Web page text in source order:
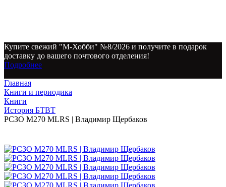
Купите свежий "М-Хобби" №8/2026 и получите в подарок
доставку до вашего почтового отделения!
Подробнее
Главная
Книги и периодика
Книги
История БТВТ
РСЗО M270 MLRS | Владимир Щербаков